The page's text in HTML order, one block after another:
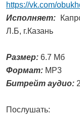
https://vk.com/
Исполняет:
Л.Б, г.Казань
Размер: 6.7 Мб
Формат: MP3
Битрейт аудио:
Послушать: